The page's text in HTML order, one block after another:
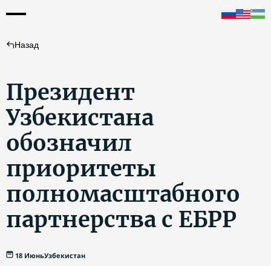
Назад
Президент
Узбекистана
обозначил
приоритеты
полномасштабного
партнерства с ЕБРР
18 ИюньУзбекистан